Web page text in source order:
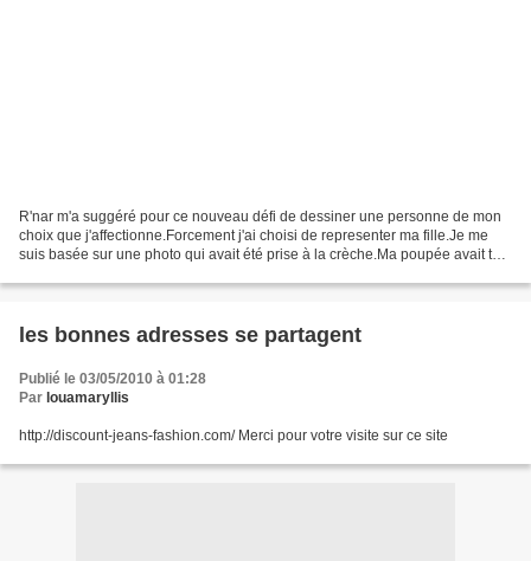
R'nar m'a suggéré pour ce nouveau défi de dessiner une personne de mon
choix que j'affectionne.Forcement j'ai choisi de representer ma fille.Je me
suis basée sur une photo qui avait été prise à la crèche.Ma poupée avait tout
les bonnes adresses se partagent
Publié le 03/05/2010 à 01:28
Par louamaryllis
http://discount-jeans-fashion.com/ Merci pour votre visite sur ce site